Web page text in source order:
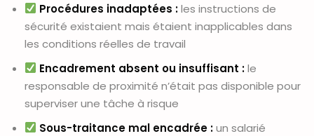
Procédures inadaptées :les instructions de
sécurité existaient mais étaient inapplicables dans
les conditions réelles de travail
Encadrement absent ou insuffisant :le
responsable de proximité n’était pas disponible pour
superviser une tâche à risque
Sous-traitance mal encadrée :un salarié